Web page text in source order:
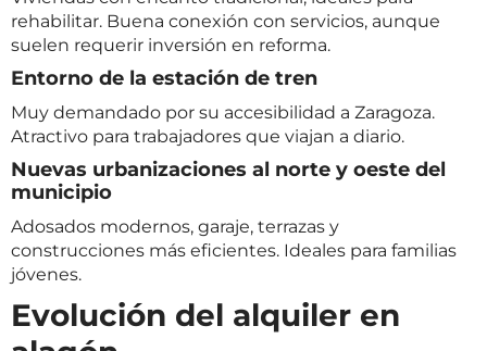
rehabilitar. Buena conexión con servicios, aunque
suelen requerir inversión en reforma.
Entorno de la estación de tren
Muy demandado por su accesibilidad a Zaragoza.
Atractivo para trabajadores que viajan a diario.
Nuevas urbanizaciones al norte y oeste del
municipio
Adosados modernos, garaje, terrazas y
construcciones más eficientes. Ideales para familias
jóvenes.
Evolución del alquiler en